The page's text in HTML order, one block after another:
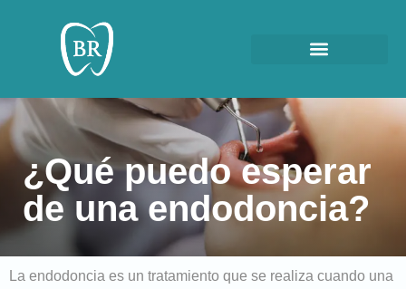
¿Qué puedo esperar
de una endodoncia?
La endodoncia es un tratamiento que se realiza cuando una